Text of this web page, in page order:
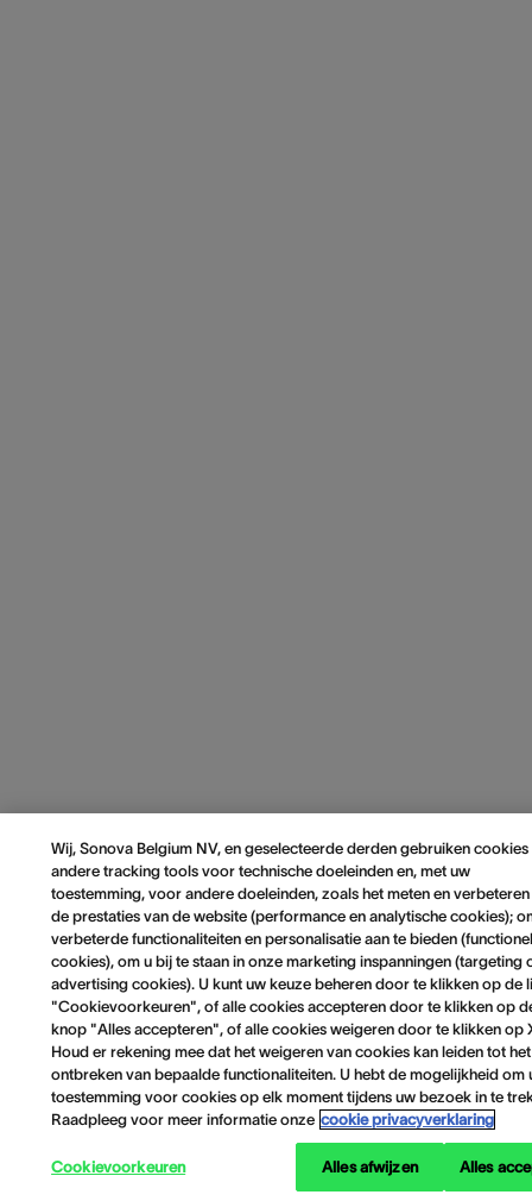
Wij, Sonova Belgium NV, en geselecteerde derden gebruiken cookies
andere tracking tools voor technische doeleinden en, met uw
toestemming, voor andere doeleinden, zoals het meten en
de prestaties van de website (performance en analytische cookies);
verbeterde functionaliteiten en personalisatie aan te bieden
cookies), om u bij te staan in onze marketing inspanningen (targeting
advertising cookies). U kunt uw keuze beheren door te klikken op de
"Cookievoorkeuren", of alle cookies accepteren door te klikken op
knop "Alles accepteren", of alle cookies weigeren door te klikken op
Houd er rekening mee dat het weigeren van cookies kan leiden tot het
ontbreken van bepaalde functionaliteiten. U hebt de mogelijkheid om
toestemming voor cookies op elk moment tijdens uw bezoek in te
Raadpleeg voor meer informatie onze cookie privacyverklaring
Cookievoorkeuren Alles afwijzen Alles